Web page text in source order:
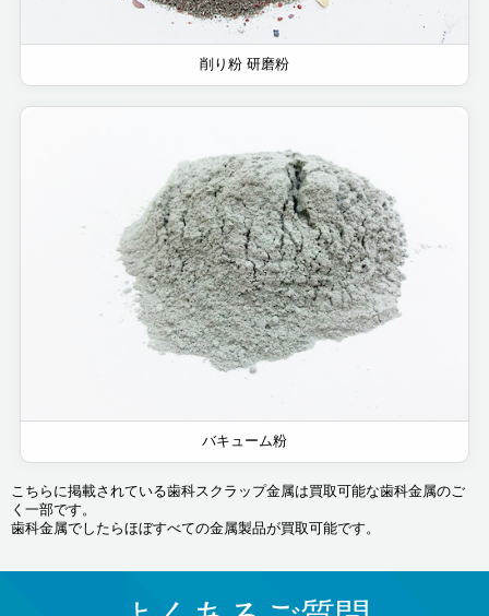
削り粉 研磨粉
バキューム粉
こちらに掲載されている歯科スクラップ金属は買取可能な歯科金属のご
く一部です。
歯科金属でしたらほぼすべての金属製品が買取可能です。